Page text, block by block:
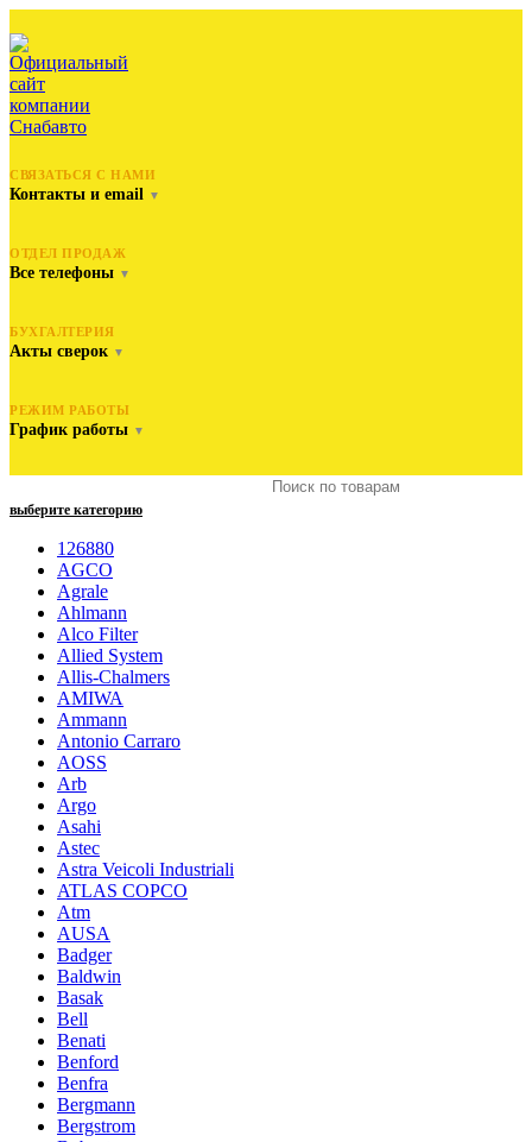
СВЯЗАТЬСЯ С НАМИ
Контакты и email ▼
ОТДЕЛ ПРОДАЖ
Все телефоны ▼
БУХГАЛТЕРИЯ
Акты сверок ▼
РЕЖИМ РАБОТЫ
График работы ▼
выберите категорию
126880
AGCO
Agrale
Ahlmann
Alco Filter
Allied System
Allis-Chalmers
AMIWA
Ammann
Antonio Carraro
AOSS
Arb
Argo
Asahi
Astec
Astra Veicoli Industriali
ATLAS COPCO
Atm
AUSA
Badger
Baldwin
Basak
Bell
Benati
Benford
Benfra
Bergmann
Bergstrom